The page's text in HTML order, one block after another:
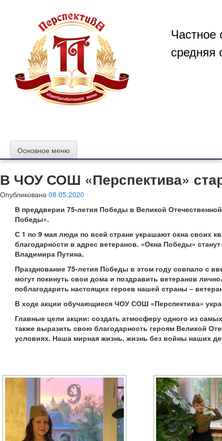
содержимому
Частное
средняя
Основное меню
В ЧОУ СОШ «Перспектива»
Опубликовано 08.05.2020
В преддверии 75-летия Победы в Великой
Победы».
С 1 по 9 мая люди по всей стране украшают окна своих
благодарности в адрес ветеранов. «Окна Победы»
Владимира Путина.
Празднование 75-летия Победы в этом году совпало с
могут покинуть свои дома и поздравить ветеранов
поблагодарить настоящих героев нашей страны –
В ходе акции обучающиеся ЧОУ СОШ «Перспектива»
Главные цели акции: создать атмосферу одного из
также выразить свою благодарность героям Великой
условиях. Наша мирная жизнь, жизнь без войны наших